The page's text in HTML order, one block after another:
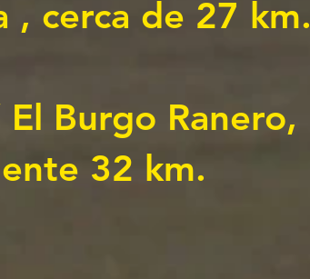
, cerca de 27 km.
Burgo Ranero,
32 km.